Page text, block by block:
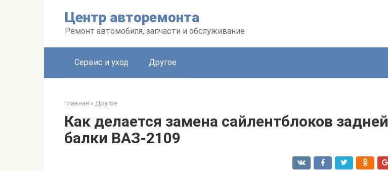
Центр авторемонта
Ремонт автомобиля, запчасти и обслуживание
Сервис и уход Другое
Главная » Другое
Как делается замена сайлентблоков задней
балки ВАЗ-2109